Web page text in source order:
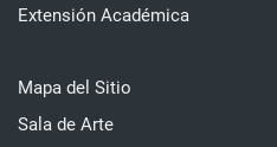
Extensión Académica
Mapa del Sitio
Sala de Arte